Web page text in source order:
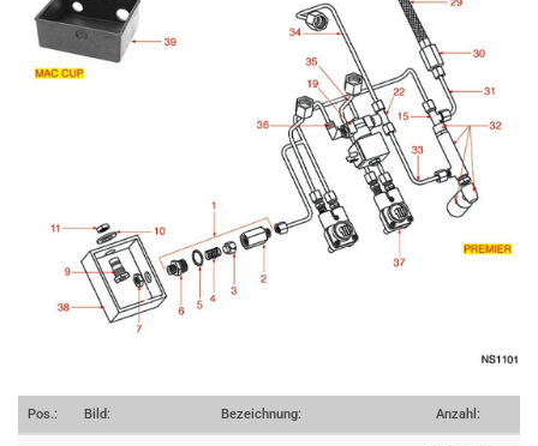
Pos.: Bild: Bezeichnung: Anzahl: